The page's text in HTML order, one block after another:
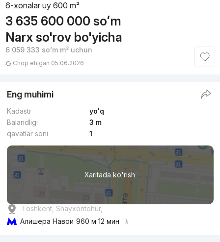
6-xonalar uy 600 m²
3 635 600 000 soʻm
Narx so'rov bo'yicha
6 059 333 soʻmm² uchun
Chop etilgan 05.06.2026
Eng muhimi
Kadastr
yo'q
Balandligi
3 m
qavatlar soni
1
Xaritada ko'rish
Toshkent, Shayxontohur,
Алишера Навои 960 м 12 мин